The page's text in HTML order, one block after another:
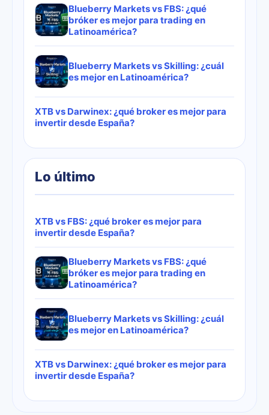
Blueberry Markets vs FBS: ¿qué
bróker es mejor para trading en
Latinoamérica?
Blueberry Markets vs Skilling: ¿cuál
es mejor en Latinoamérica?
XTB vs Darwinex: ¿qué broker es mejor para
invertir desde España?
Lo último
XTB vs FBS: ¿qué broker es mejor para
invertir desde España?
Blueberry Markets vs FBS: ¿qué
bróker es mejor para trading en
Latinoamérica?
Blueberry Markets vs Skilling: ¿cuál
es mejor en Latinoamérica?
XTB vs Darwinex: ¿qué broker es mejor para
invertir desde España?